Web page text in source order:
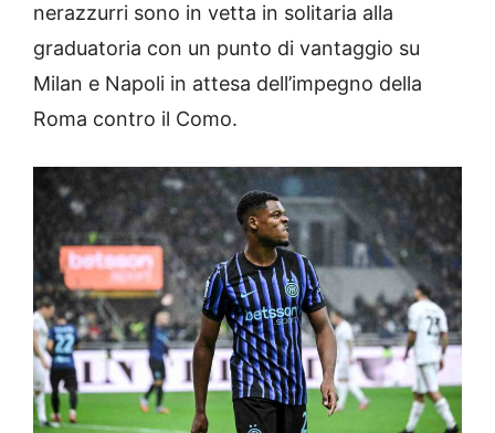
nerazzurri sono in vetta in solitaria alla
graduatoria con un punto di vantaggio su
Milan e Napoli in attesa dell’impegno della
Roma contro il Como.